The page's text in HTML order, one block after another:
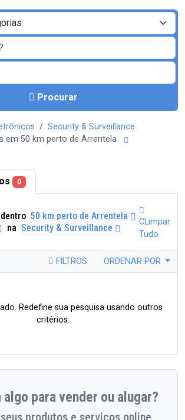
Procurar
Security & Surveillance
em 50 km perto de Arrentela
0
dentro 50 km perto de Arrentela
na Security & Surveillance
CLimpar
Tudo
FILTROS ORDENAR POR
Redefine sua pesquisa usando outros
critérios.
para vender ou alugar?
produtos e serviços online